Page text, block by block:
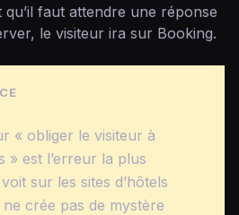
qu’il faut attendre une réponse
le visiteur ira sur Booking.
« obliger le visiteur à
» est l’erreur la plus
sur les sites d’hôtels
crée pas de mystère